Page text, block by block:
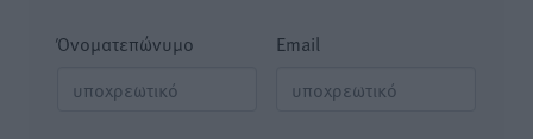
Όνοματεπώνυμο Email